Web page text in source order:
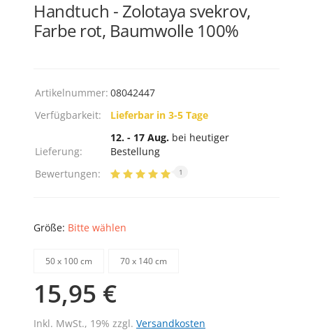
Handtuch - Zolotaya svekrov,
Farbe rot, Baumwolle 100%
Artikelnummer: 08042447
Verfügbarkeit:
Lieferbar in 3-5 Tage
Lieferung:
12. - 17 Aug. bei heutiger
Bestellung
Bewertungen:
1
Größe: Bitte wählen
50 х 100 cm 70 х 140 cm
15,95 €
Inkl. MwSt., 19% zzgl. Versandkosten